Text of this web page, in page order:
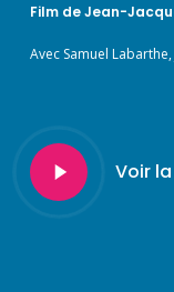
Film de Jean-
Avec Samuel
Play
Video
Voir